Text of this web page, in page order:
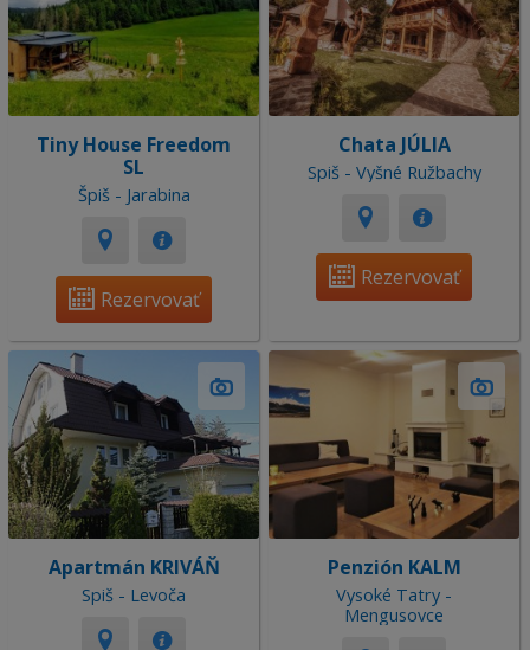
Tiny House Freedom
SL
Špiš - Jarabina
Rezervovať
Chata JÚLIA
Spiš - Vyšné Ružbachy
Rezervovať
Apartmán KRIVÁŇ
Spiš - Levoča
Penzión KALM
Vysoké Tatry -
Mengusovce